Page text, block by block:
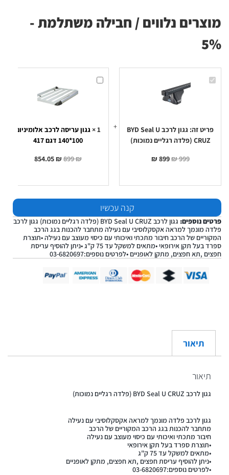
מוצרים נלווים / חבילה משתלמת -
5%
גגון
לרכב
רגליים
נמוכות)
פריט זה:
גגון לרכב BYD Seal U
CRUZ (פלדה רגליים נמוכות)
999
₪
899
₪
גגון
עריסה
1
×גגון עריסה לרכב אלומיניום
100*140 דגם 417
899₪
854.05₪
קנה עכשיו
פרטים נוספים:
גגון לרכב BYD Seal U CRUZ (פלדה רגליים נמוכות) גגון לרכב
פלדה מונמך למראה אקסקלוסיבי עם נעילה מתחבר להכנות בגג הרכב
המקוריים של הרכב חיבור מתכתי ואיכותי עם כיסוי מעוצב עם נעילה •תוצרת
ספרד בעל תקן אירופאי •מתאים למשקל עד 75 ק"ג •ניתן להוסיף עריסת
חפצים ,תא חפצים, מתקן לאופניים •לפרטים נוספים:03-6820697
תיאור
תיאור
גגון לרכב BYD Seal U CRUZ (פלדה רגליים נמוכות)
גגון לרכב פלדה מונמך למראה אקסקלוסיבי עם נעילה
מתחבר להכנות בגג הרכב המקוריים של הרכב
חיבור מתכתי ואיכותי עם כיסוי מעוצב עם נעילה
•תוצרת ספרד בעל תקן אירופאי
•מתאים למשקל עד 75 ק"ג
•ניתן להוסיף עריסת חפצים ,תא חפצים, מתקן לאופניים
•לפרטים נוספים:03-6820697